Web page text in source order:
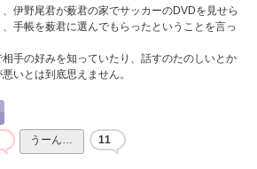
伊野尾君が薮君の家でサッカーのDVDを見せら
手帳を薮君に選んでもらったということを言っ
手の好みを知っていたり、話すのたのしいとか
いとは到底思えません。
うーん… 11